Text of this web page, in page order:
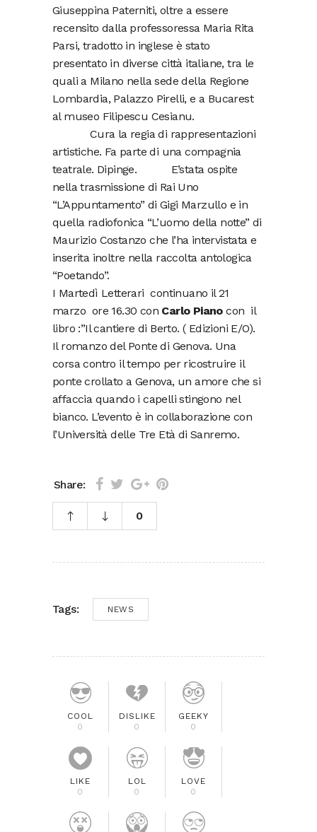
Giuseppina Paterniti, oltre a essere
recensito dalla professoressa Maria Rita
Parsi, tradotto in inglese è stato
presentato in diverse città italiane, tra le
quali a Milano nella sede della Regione
Lombardia, Palazzo Pirelli, e a Bucarest
al museo Filipescu Cesianu.
Cura la regia di rappresentazioni
artistiche. Fa parte di una compagnia
teatrale. Dipinge. E’stata ospite
nella trasmissione di Rai Uno
“L’Appuntamento” di Gigi Marzullo e in
quella radiofonica “L’uomo della notte” di
Maurizio Costanzo che l’ha intervistata e
inserita inoltre nella raccolta antologica
“Poetando”.
I Martedì Letterari continuano il 21
marzo ore 16.30 con Carlo Pianocon il
libro :”Il cantiere di Berto. ( Edizioni E/O).
Il romanzo del Ponte di Genova. Una
corsa contro il tempo per ricostruire il
ponte crollato a Genova, un amore che si
affaccia quando i capelli stingono nel
bianco. L’evento è in collaborazione con
l’Università delle Tre Età di Sanremo.
Share:
0
Tags: NEWS
COOL
0
DISLIKE
0
GEEKY
0
LIKE
0
LOL
0
LOVE
0